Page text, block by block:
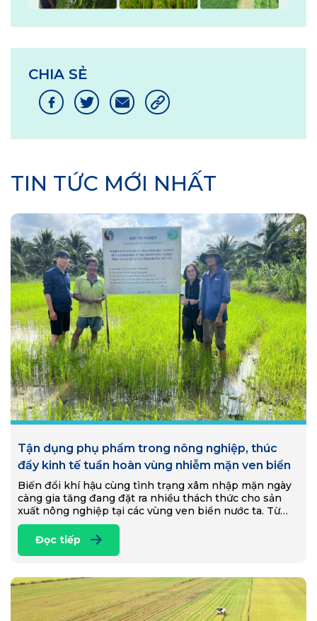
CHIA SẺ
TIN TỨC MỚI NHẤT
Tận dụng phụ phẩm trong nông nghiệp, thúc
đẩy kinh tế tuần hoàn vùng nhiễm mặn ven biển
Biến đổi khí hậu cùng tình trạng xâm nhập mặn ngày
càng gia tăng đang đặt ra nhiều thách thức cho sản
xuất nông nghiệp tại các vùng ven biển nước ta. Từ
Đồng…
Đọc tiếp